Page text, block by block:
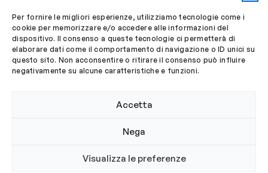
Per fornire le migliori esperienze, utilizziamo tecnologie come i
cookie per memorizzare e/o accedere alle informazioni del
dispositivo. Il consenso a queste tecnologie ci permetterà di
elaborare dati come il comportamento di navigazione o ID unici su
questo sito. Non acconsentire o ritirare il consenso può influire
negativamente su alcune caratteristiche e funzioni.
Accetta
Nega
Visualizza le preferenze
Segui OBLA su Accedi a My OBLA
Cookie policy